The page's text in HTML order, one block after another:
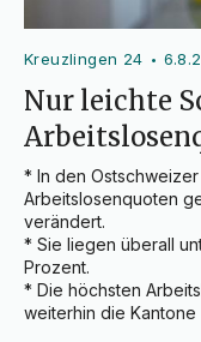
Kreuzlingen 24 •
Nur leichte
* In den
Arbeitslosenquoten
verändert.
* Sie liegen überall
Prozent.
* Die höchsten
weiterhin die Kantone